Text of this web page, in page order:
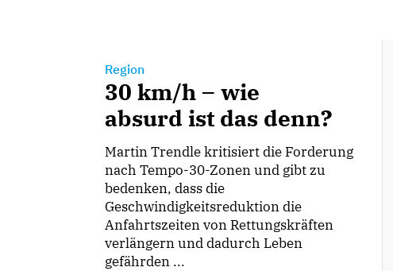
Region
30 km/h – wie
absurd ist das denn?
Martin Trendle kritisiert die Forderung
nach Tempo-30-Zonen und gibt zu
bedenken, dass die
Geschwindigkeitsreduktion die
Anfahrtszeiten von Rettungskräften
verlängern und dadurch Leben
gefährden ...